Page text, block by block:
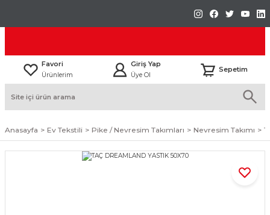
Favori
Ürünlerim
Giriş Yap
Üye Ol
Sepetim
Anasayfa Ev Tekstili Pike / Nevresim Takımları Nevresim Takımı